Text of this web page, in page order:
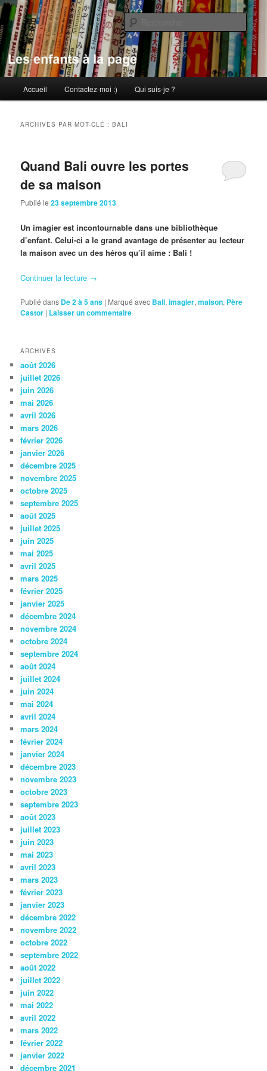
Aller
au
contenu
principal
Aller
au
contenu
secondaireLes enfants à la page
principal
Accueil Contactez-moi :) Qui suis-je ?
ARCHIVES PAR MOT-CLÉ :BALI
Quand Bali ouvre les portes
de sa maison
Publié le23 septembre 2013
Un imagier est incontournable dans une bibliothèque
d’enfant. Celui-ci a le grand avantage de présenter au lecteur
la maison avec un des héros qu’il aime : Bali !
Continuer la lecture →
Publié dans De 2 à 5 ans | Marqué avec Bali,imagier,maison, Père
Castor | Laisser un commentaire
ARCHIVES
août 2026
juillet 2026
juin 2026
mai 2026
avril 2026
mars 2026
février 2026
janvier 2026
décembre 2025
novembre 2025
octobre 2025
septembre 2025
août 2025
juillet 2025
juin 2025
mai 2025
avril 2025
mars 2025
février 2025
janvier 2025
décembre 2024
novembre 2024
octobre 2024
septembre 2024
août 2024
juillet 2024
juin 2024
mai 2024
avril 2024
mars 2024
février 2024
janvier 2024
décembre 2023
novembre 2023
octobre 2023
septembre 2023
août 2023
juillet 2023
juin 2023
mai 2023
avril 2023
mars 2023
février 2023
janvier 2023
décembre 2022
novembre 2022
octobre 2022
septembre 2022
août 2022
juillet 2022
juin 2022
mai 2022
avril 2022
mars 2022
février 2022
janvier 2022
décembre 2021